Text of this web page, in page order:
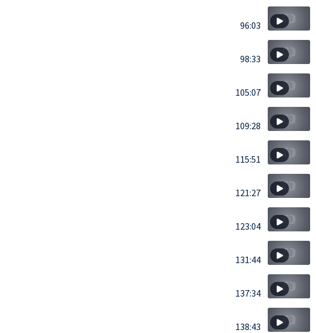
96:03
98:33
105:07
109:28
115:51
121:27
123:04
131:44
137:34
138:43